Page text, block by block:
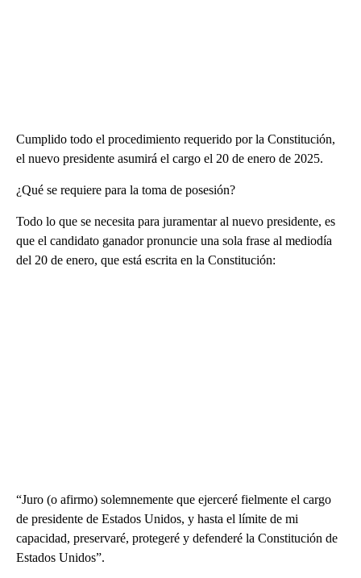
Cumplido todo el procedimiento requerido por la Constitución,
el nuevo presidente asumirá el cargo el 20 de enero de 2025.
¿Qué se requiere para la toma de posesión?
Todo lo que se necesita para juramentar al nuevo presidente, es
que el candidato ganador pronuncie una sola frase al mediodía
del 20 de enero, que está escrita en la Constitución:
“Juro (o afirmo) solemnemente que ejerceré fielmente el cargo
de presidente de Estados Unidos, y hasta el límite de mi
capacidad, preservaré, protegeré y defenderé la Constitución de
Estados Unidos”.